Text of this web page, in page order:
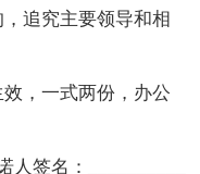
追究主要领导和相
，一式两份，办公
人签名：__________